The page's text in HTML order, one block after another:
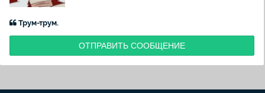
Трум-трум.
ОТПРАВИТЬ СООБЩЕНИЕ